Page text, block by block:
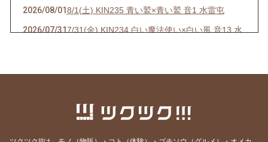
2026/08/018/1(土) KIN235 青い鷲×青い鷲 音1 水雷屯
2026/07/317/31(金) KIN234 白い魔法使い×白い風 音13 水
雷屯
7/28(火) KIN231 青い猿×白い風 音10 雷地予
2026/07/27 7/27(月) KIN230 白い犬×白い風 音9 雷地予